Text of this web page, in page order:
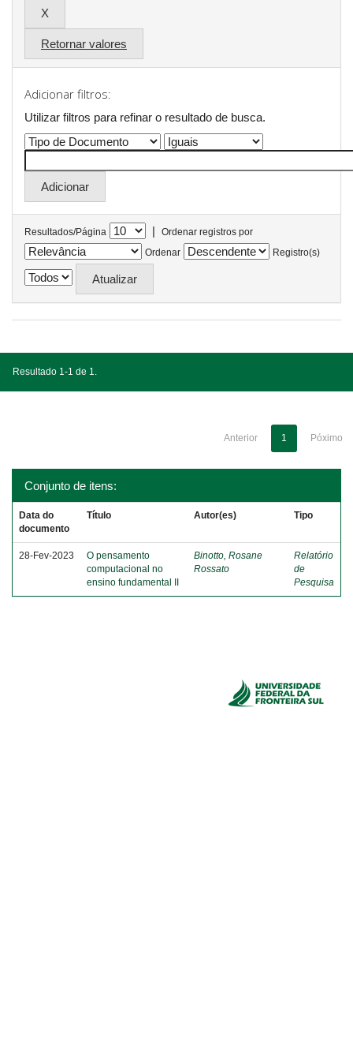
Retornar valores
Adicionar filtros:
Utilizar filtros para refinar o resultado de busca.
Resultados/Página |
Ordenar registros por
Ordenar
Registro(s)
Resultado 1-1 de 1.
Anterior 1 Póximo
Conjunto de itens:
Data do
documento
Título Autor(es) Tipo
28-Fev-2023
O pensamento
computacional no
ensino fundamental II
Binotto, Rosane
Rossato
Relatório
de
Pesquisa